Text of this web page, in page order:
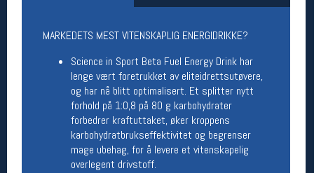
MARKEDETS MEST VITENSKAPLIG ENERGIDRIKKE?
Science in Sport Beta Fuel Energy Drink har
lenge vært foretrukket av eliteidrettsutøvere,
og har nå blitt optimalisert. Et splitter nytt
forhold på 1:0,8 på 80 g karbohydrater
forbedrer kraftuttaket, øker kroppens
karbohydratbrukseffektivitet og begrenser
mage ubehag, for å levere et vitenskapelig
overlegent drivstoff.
Åpningstider butikk
Lørdag:
11-16
Team Oslo Sportslager
Magasinet
Medlemstilbud og aktiviteter